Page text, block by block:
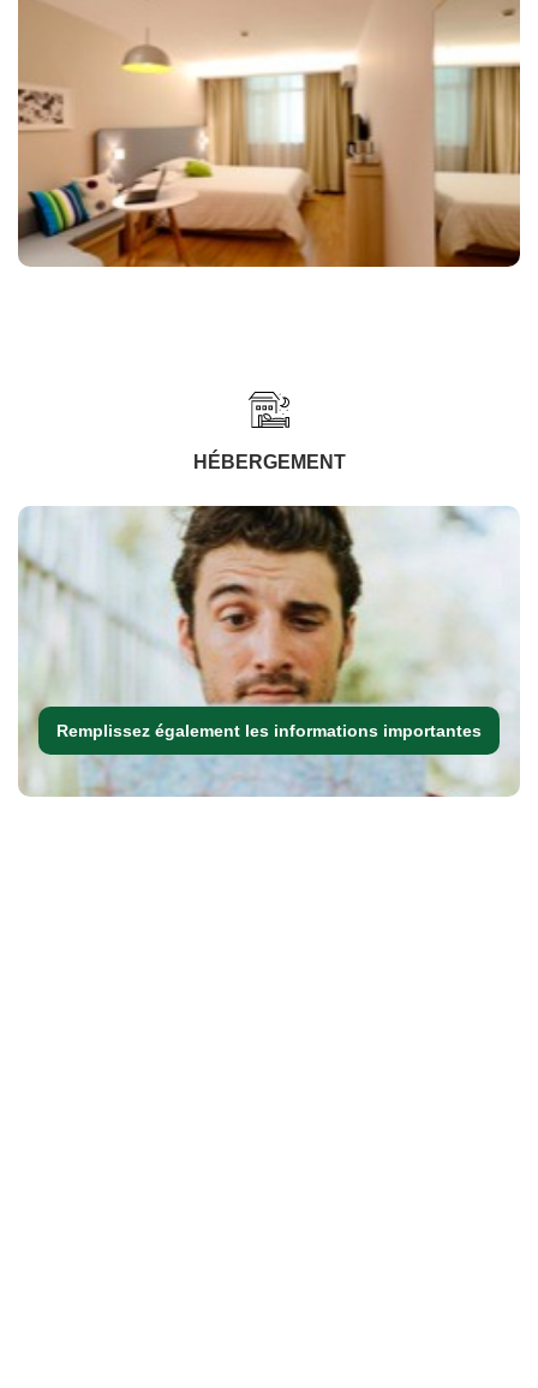
HÉBERGEMENT
Remplissez également les informations importantes